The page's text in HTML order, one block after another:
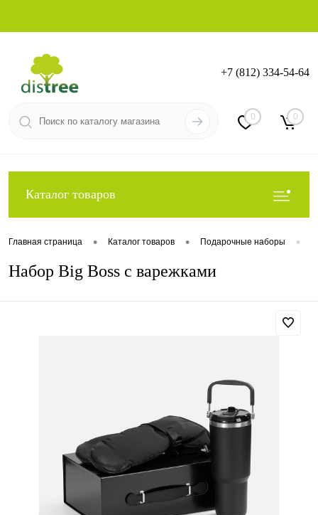
Вход Регистрация
+7 (812) 334-54-64
0 0
Каталог товаров
Главная страница • Каталог товаров • Подарочные наборы •
Набор Big Boss с варежками